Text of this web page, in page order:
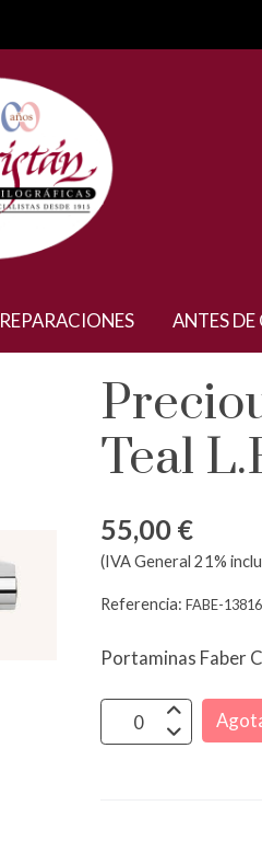
REPARACIONES ANTES
Teal
55,00 €
(IVA General 21%
Referencia:FABE-
Portaminas Faber